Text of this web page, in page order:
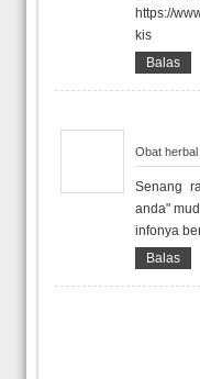
https://
kis
Balas
Obat
Senang
anda"
infonya
Balas